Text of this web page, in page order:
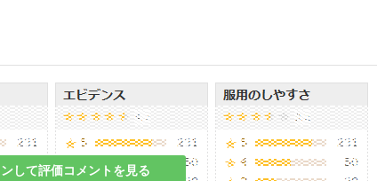
して評価コメントを見る